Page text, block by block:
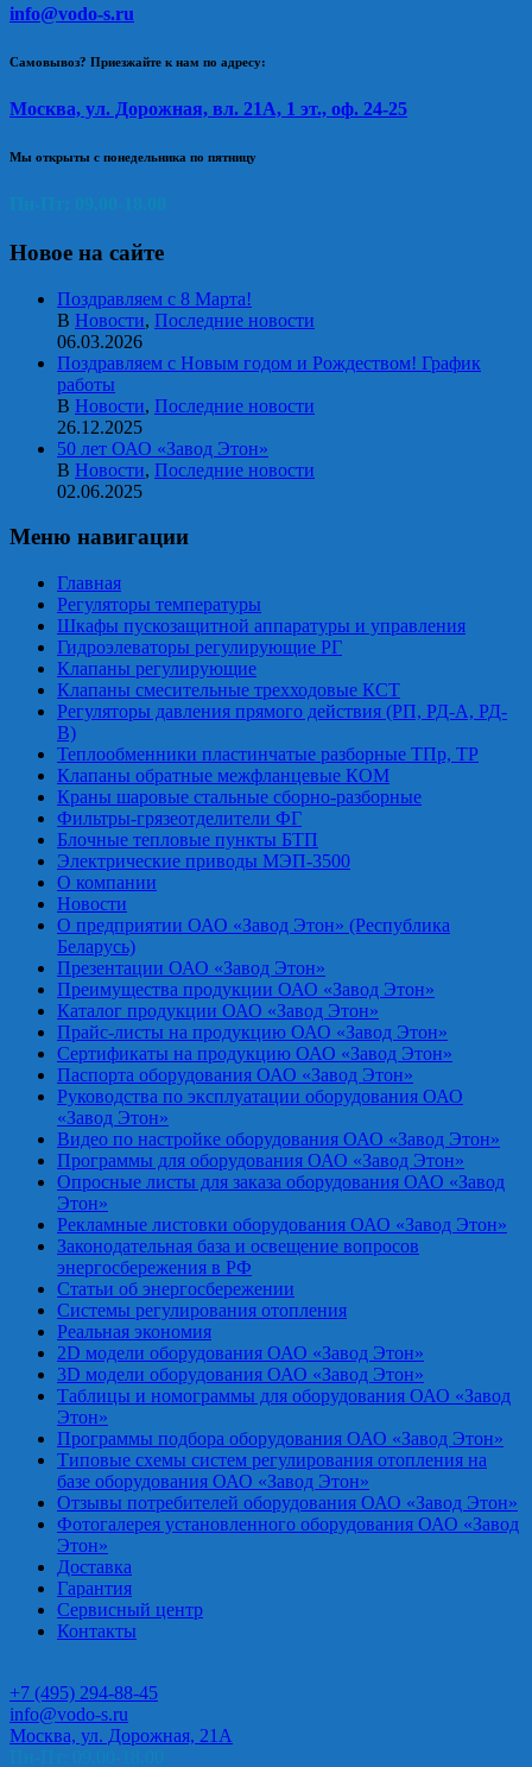
info@vodo-s.ru
Самовывоз? Приезжайте к нам по адресу:
Москва, ул. Дорожная, вл. 21А, 1 эт., оф. 24-25
Мы открыты с понедельника по пятницу
Новое на сайте
Поздравляем с 8 Марта!
В Новости, Последние новости
06.03.2026
Поздравляем с Новым годом и Рождеством! График
работы
В Новости, Последние новости
26.12.2025
50 лет ОАО «Завод Этон»
В Новости, Последние новости
02.06.2025
Меню навигации
Главная
Регуляторы температуры
Шкафы пускозащитной аппаратуры и управления
Гидроэлеваторы регулирующие РГ
Клапаны регулирующие
Клапаны смесительные трехходовые КСТ
Регуляторы давления прямого действия (РП, РД-А, РД-
В)
Теплообменники пластинчатые разборные ТПр, ТР
Клапаны обратные межфланцевые КОМ
Краны шаровые стальные сборно-разборные
Фильтры-грязеотделители ФГ
Блочные тепловые пункты БТП
Электрические приводы МЭП-3500
О компании
Новости
О предприятии ОАО «Завод Этон» (Республика
Беларусь)
Презентации ОАО «Завод Этон»
Преимущества продукции ОАО «Завод Этон»
Каталог продукции ОАО «Завод Этон»
Прайс-листы на продукцию ОАО «Завод Этон»
Сертификаты на продукцию ОАО «Завод Этон»
Паспорта оборудования ОАО «Завод Этон»
Руководства по эксплуатации оборудования ОАО
«Завод Этон»
Видео по настройке оборудования ОАО «Завод Этон»
Программы для оборудования ОАО «Завод Этон»
Опросные листы для заказа оборудования ОАО «Завод
Этон»
Рекламные листовки оборудования ОАО «Завод Этон»
Законодательная база и освещение вопросов
энергосбережения в РФ
Статьи об энергосбережении
Системы регулирования отопления
Реальная экономия
2D модели оборудования ОАО «Завод Этон»
3D модели оборудования ОАО «Завод Этон»
Таблицы и номограммы для оборудования ОАО «Завод
Этон»
Программы подбора оборудования ОАО «Завод Этон»
Типовые схемы систем регулирования отопления на
базе оборудования ОАО «Завод Этон»
Отзывы потребителей оборудования ОАО «Завод Этон»
Фотогалерея установленного оборудования ОАО «Завод
Этон»
Доставка
Гарантия
Сервисный центр
Контакты
+7 (495) 294-88-45
info@vodo-s.ru
Москва, ул. Дорожная, 21А